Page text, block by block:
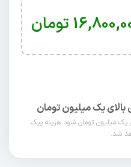
تومان
بالای یک میلیون تومان
میلیون تومان شود هزینه پیک
شد.